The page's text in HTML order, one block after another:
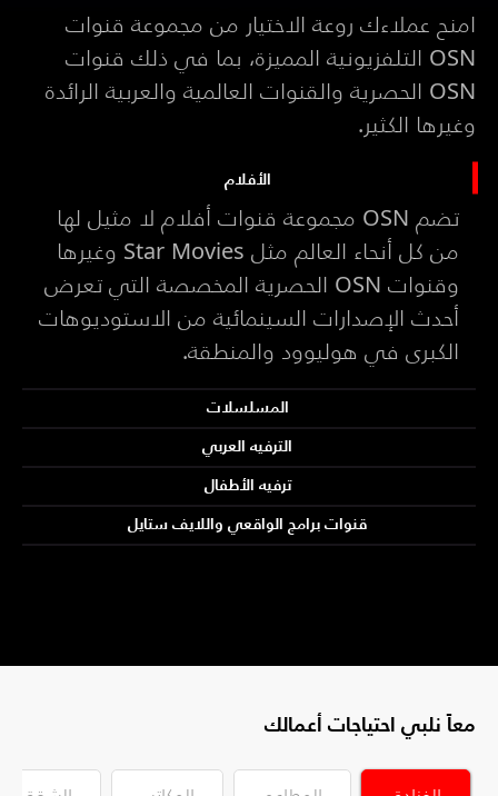
امنح عملاءك روعة الاختيار من مجموعة قنوات
OSN التلفزيونية المميزة، بما في ذلك قنوات
OSN الحصرية والقنوات العالمية والعربية الرائدة
وغيرها الكثير.
الأفلام
تضم OSN مجموعة قنوات أفلام لا مثيل لها
من كل أنحاء العالم مثل Star Movies وغيرها
وقنوات OSN الحصرية المخصصة التي تعرض
أحدث الإصدارات السينمائية من الاستوديوهات
الكبرى في هوليوود والمنطقة.
المسلسلات
الترفيه العربي
ترفيه الأطفال
قنوات برامج الواقعي واللايف ستايل
معاً نلبي احتياجات أعمالك